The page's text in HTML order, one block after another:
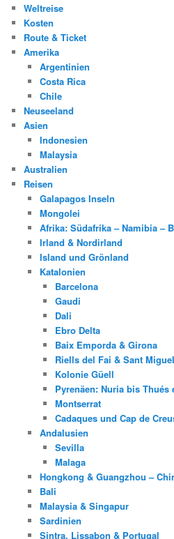
Weltreise
Kosten
Route & Ticket
Amerika
Argentinien
Costa Rica
Chile
Neuseeland
Asien
Indonesien
Malaysia
Australien
Reisen
Galapagos Inseln
Mongolei
Afrika: Südafrika – Namibia –
Irland & Nordirland
Island und Grönland
Katalonien
Barcelona
Gaudi
Dali
Ebro Delta
Baix Emporda & Girona
Riells del Fai & Sant Miguel
Kolonie Güell
Pyrenäen: Nuria bis Thués
Montserrat
Cadaques und Cap de
Andalusien
Sevilla
Malaga
Hongkong & Guangzhou –
Bali
Malaysia & Singapur
Sardinien
Sintra, Lissabon & Portugal